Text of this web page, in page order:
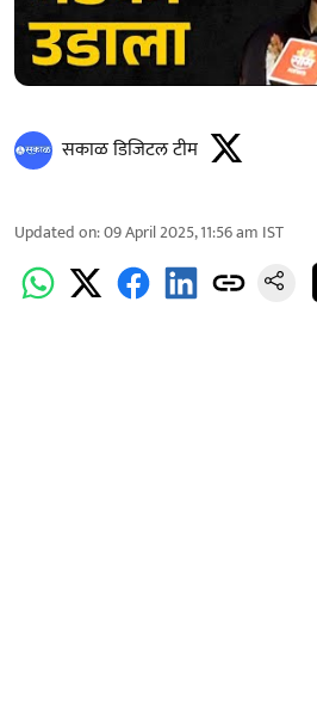
सकाळ डिजिटल टीम
Updated on:09 April 2025, 11:56 am IST